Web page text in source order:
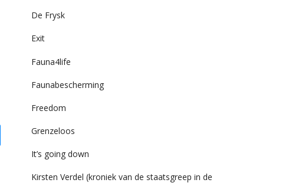
De Frysk
Exit
Fauna4life
Faunabescherming
Freedom
Grenzeloos
It’s going down
Kirsten Verdel (kroniek van de staatsgreep in de